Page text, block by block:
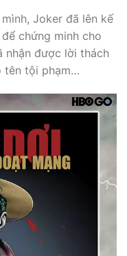
Joker đã lên kế
chứng minh cho
nhận được lời thách
tên tội phạm…